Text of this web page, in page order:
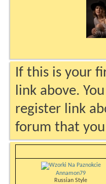
If this is your
link above.
register link
forum that
Annamon79
Russian Style